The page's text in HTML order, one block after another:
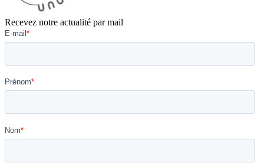
Recevez notre actualité par mail